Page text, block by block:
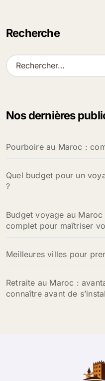
Recherche
R
e
r
e
:
Nos dernières
Pourboire au Maroc :
Quel budget pour un
?
Budget voyage au
complet pour maîtriser
Meilleures villes pour
Retraite au Maroc :
connaître avant de